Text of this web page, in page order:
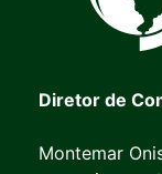
Diretor de
Montemar